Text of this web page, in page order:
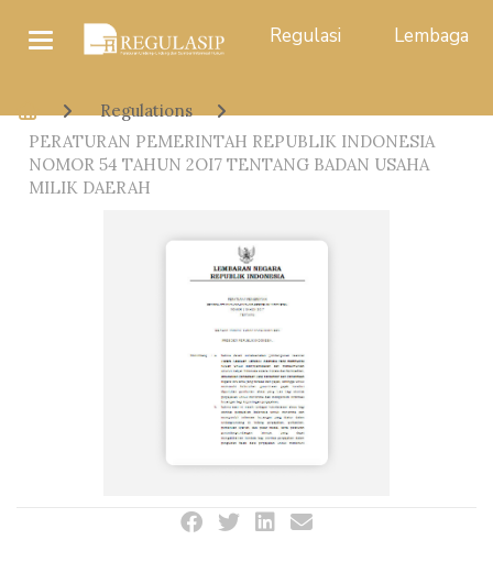
Regulasi Lembaga
Regulations
PERATURAN PEMERINTAH REPUBLIK INDONESIA
NOMOR 54 TAHUN 2OI7 TENTANG BADAN USAHA
MILIK DAERAH